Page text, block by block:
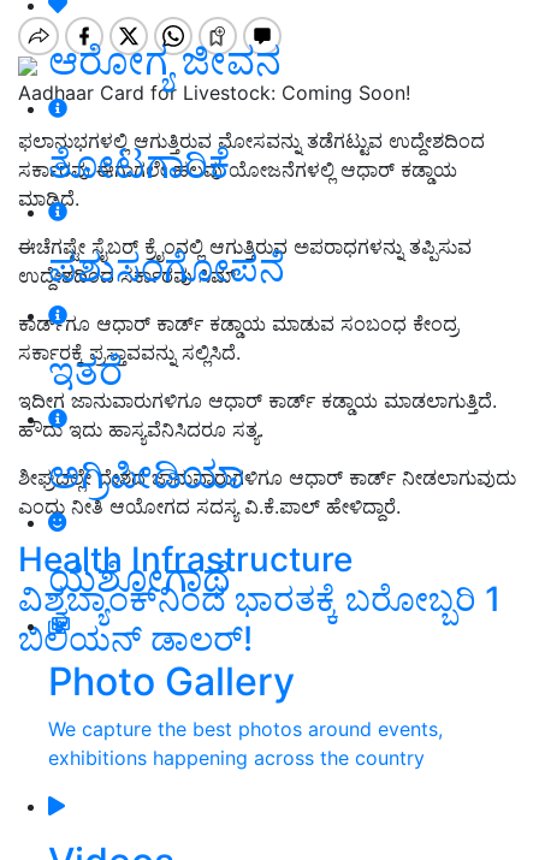
ಆರೋಗ್ಯ ಜೀವನ
ತೋಟಗಾರಿಕೆ
ಪಶುಸಂಗೋಪನೆ
ಇತರೆ
ಅಗ್ರಿಪೀಡಿಯಾ
ಯಶೋಗಾಥೆ
Photo Gallery
We capture the best photos around events,
exhibitions happening across the country
Aadhaar Card for Livestock: Coming Soon!
ಫಲಾನುಭಗಳಲ್ಲಿ ಆಗುತ್ತಿರುವ ಮೋಸವನ್ನು ತಡೆಗಟ್ಟುವ ಉದ್ದೇಶದಿಂದ
ಸರ್ಕಾರವು ಈಗಾಗಲೇ ಹಲವು ಯೋಜನೆಗಳಲ್ಲಿ ಆಧಾರ್‌ ಕಡ್ಡಾಯ
ಮಾಡಿದೆ.
ಈಚೆಗಷ್ಟೇ ಸೈಬರ್‌ ಕ್ರೈಂನಲ್ಲಿ ಆಗುತ್ತಿರುವ ಅಪರಾಧಗಳನ್ನು ತಪ್ಪಿಸುವ
ಉದ್ದೇಶದಿಂದ ಸರ್ಕಾರವು ಸಿಮ್‌
ಕಾರ್ಡ್‌ಗೂ ಆಧಾರ್‌ ಕಾರ್ಡ್‌ ಕಡ್ಡಾಯ ಮಾಡುವ ಸಂಬಂಧ ಕೇಂದ್ರ
ಸರ್ಕಾರಕ್ಕೆ ಪ್ರಸ್ತಾವವನ್ನು ಸಲ್ಲಿಸಿದೆ.
ಇದೀಗ ಜಾನುವಾರುಗಳಿಗೂ ಆಧಾರ್‌ ಕಾರ್ಡ್‌ ಕಡ್ಡಾಯ ಮಾಡಲಾಗುತ್ತಿದೆ.
ಹೌದು ಇದು ಹಾಸ್ಯವೆನಿಸಿದರೂ ಸತ್ಯ.
ಶೀಘ್ರದಲ್ಲೇ ದೇಶದ ಜಾನುವಾರುಗಳಿಗೂ ಆಧಾರ್ ಕಾರ್ಡ್ ನೀಡಲಾಗುವುದು
ಎಂದು ನೀತಿ ಆಯೋಗದ ಸದಸ್ಯ ವಿ.ಕೆ.ಪಾಲ್ ಹೇಳಿದ್ದಾರೆ.
Health Infrastructure
ವಿಶ್ವಬ್ಯಾಂಕ್‌ನಿಂದ ಭಾರತಕ್ಕೆ ಬರೋಬ್ಬರಿ 1
ಬಿಲಿಯನ್‌ ಡಾಲರ್‌!